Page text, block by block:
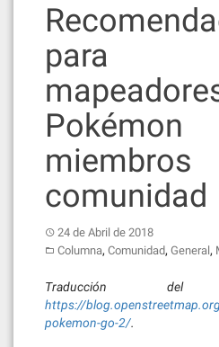
para
comunidad
24 de Abril de 2018
Columna, Comunidad, General,
Traducción
https://
pokemon-go-2/.